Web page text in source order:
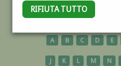
RIFIUTA TUTTO
ANTIGNANO
A B C D E
J K L M N